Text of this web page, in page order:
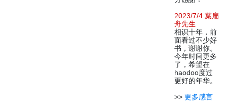
2023/7/4 葉扁
舟先生
相识十年，前
面看过不少好
书，谢谢你。
今年时间更多
了，希望在
haodoo度过
更好的年华。
>> 更多感言